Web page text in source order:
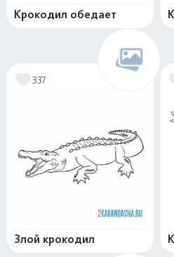
Крокодил обедает
337
Злой крокодил